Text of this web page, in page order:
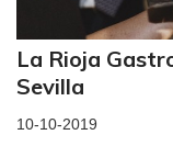
La Rioja
Sevilla
10-10-2019